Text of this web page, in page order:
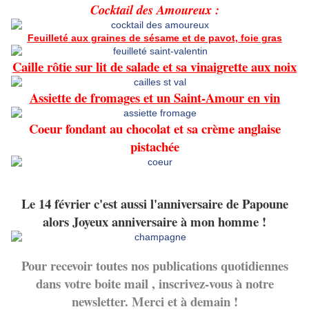
Cocktail des Amoureux :
Feuilleté aux graines de sésame et de pavot, foie gras
Caille rôtie sur lit de salade et sa vinaigrette aux noix
Assiette de fromages et un Saint-Amour en vin
Coeur fondant au chocolat et sa crème anglaise
pistachée
Le 14 février c'est aussi l'anniversaire de Papoune
alors Joyeux anniversaire à mon homme !
Pour recevoir toutes nos publications quotidiennes
dans votre boite mail , inscrivez-vous à notre
newsletter. Merci et à demain !